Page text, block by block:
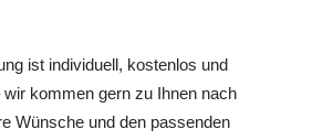
ist individuell, kostenlos und
wir kommen gern zu Ihnen nach
Wünsche und den passenden